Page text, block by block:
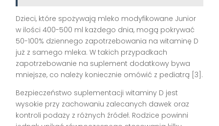
Dzieci, które spożywają mleko modyfikowane Junior
w ilości 400-500 ml każdego dnia, mogą pokrywać
50-100% dziennego zapotrzebowania na witaminę D
już z samego mleka. W takich przypadkach
zapotrzebowanie na suplement dodatkowy bywa
mniejsze, co należy koniecznie omówić z pediatrą [3] .
Bezpieczeństwo suplementacji witaminy D jest
wysokie przy zachowaniu zalecanych dawek oraz
kontroli podaży z różnych źródeł. Rodzice powinni